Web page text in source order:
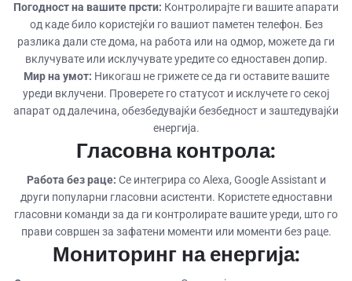
Погодност на вашите прсти: Контролирајте ги вашите апарати
од каде било користејќи го вашиот паметен телефон. Без
разлика дали сте дома, на работа или на одмор, можете да ги
вклучувате или исклучувате уредите со едноставен допир.
Мир на умот: Никогаш не грижете се да ги оставите вашите
уреди вклучени. Проверете го статусот и исклучете го секој
апарат од далечина, обезбедувајќи безбедност и заштедувајќи
енергија.
Гласовна контрола:
Работа без раце: Се интегрира со Alexa, Google Assistant и
други популарни гласовни асистенти. Користете едноставни
гласовни команди за да ги контролирате вашите уреди, што го
прави совршен за зафатени моменти или моменти без раце.
Мониторинг на енергија: